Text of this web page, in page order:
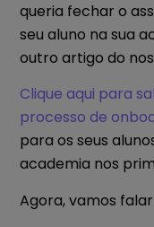
queria fechar o
seu aluno na sua
outro artigo do
Clique aqui para
processo de
para os seus
academia nos
Agora, vamos